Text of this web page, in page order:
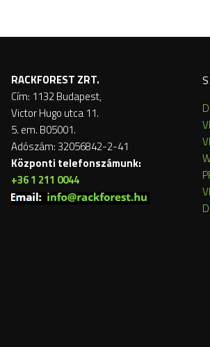
RACKFOREST ZRT.
Cím: 1132 Budapest,
Victor Hugo utca 11.
5. em. B05001.
Adószám: 32056842-2-41
Központi telefonszámunk:
+36 1 211 0044